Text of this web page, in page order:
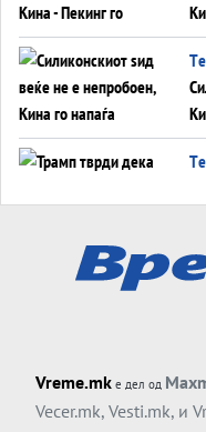
Vreme.mk е дел од
Vecer.mk, Vesti.mk, и